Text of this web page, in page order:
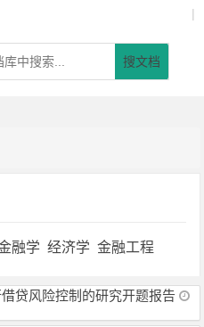
|
搜文档
融学 经济学 金融工程
贷风险控制的研究开题报告